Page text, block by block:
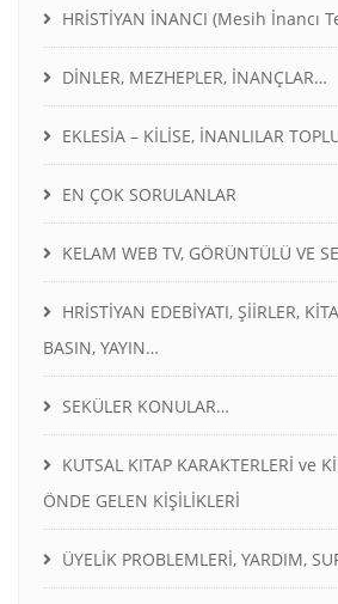
HRİSTİYAN İNANCI (Mesih İnancı
DİNLER, MEZHEPLER, İNANÇLAR…
EKLESİA – KİLİSE, İNANLILAR
EN ÇOK SORULANLAR
KELAM WEB TV, GÖRÜNTÜLÜ VE
HRİSTİYAN EDEBİYATI, ŞİİRLER,
BASIN, YAYIN…
SEKÜLER KONULAR…
KUTSAL KITAP KARAKTERLERİ ve
ÖNDE GELEN KİŞİLİKLERİ
ÜYELİK PROBLEMLERİ, YARDIM,